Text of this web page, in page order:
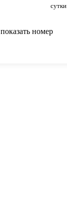
сутки
показать номер